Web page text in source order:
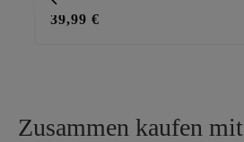
39,99 €
Zusammen kaufen mit